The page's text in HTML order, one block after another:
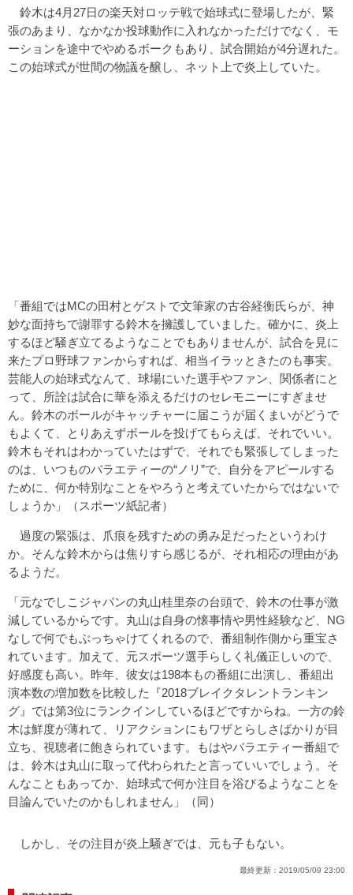
鈴木は4月27日の楽天対ロッテ戦で始球式に登場したが、緊
張のあまり、なかなか投球動作に入れなかっただけでなく、モ
ーションを途中でやめるボークもあり、試合開始が4分遅れた。
この始球式が世間の物議を醸し、ネット上で炎上していた。
「番組ではMCの田村とゲストで文筆家の古谷経衡氏らが、神
妙な面持ちで謝罪する鈴木を擁護していました。確かに、炎上
するほど騒ぎ立てるようなことでもありませんが、試合を見に
来たプロ野球ファンからすれば、相当イラッときたのも事実。
芸能人の始球式なんて、球場にいた選手やファン、関係者にと
って、所詮は試合に華を添えるだけのセレモニーにすぎませ
ん。鈴木のボールがキャッチャーに届こうが届くまいがどうで
もよくて、とりあえずボールを投げてもらえば、それでいい。
鈴木もそれはわかっていたはずで、それでも緊張してしまった
のは、いつものバラエティーの“ノリ”で、自分をアピールする
ために、何か特別なことをやろうと考えていたからではないで
しょうか」（スポーツ紙記者）
過度の緊張は、爪痕を残すための勇み足だったというわけ
か。そんな鈴木からは焦りすら感じるが、それ相応の理由があ
るようだ。
「元なでしこジャパンの丸山桂里奈の台頭で、鈴木の仕事が激
減しているからです。丸山は自身の懐事情や男性経験など、NG
なしで何でもぶっちゃけてくれるので、番組制作側から重宝さ
れています。加えて、元スポーツ選手らしく礼儀正しいので、
好感度も高い。昨年、彼女は198本もの番組に出演し、番組出
演本数の増加数を比較した『2018ブレイクタレントランキン
グ』では第3位にランクインしているほどですからね。一方の鈴
木は鮮度が薄れて、リアクションにもワザとらしさばかりが目
立ち、視聴者に飽きられています。もはやバラエティー番組で
は、鈴木は丸山に取って代わられたと言っていいでしょう。そ
んなこともあってか、始球式で何か注目を浴びるようなことを
目論んでいたのかもしれません」（同）
しかし、その注目が炎上騒ぎでは、元も子もない。
最終更新： 2019/05/09 23:00